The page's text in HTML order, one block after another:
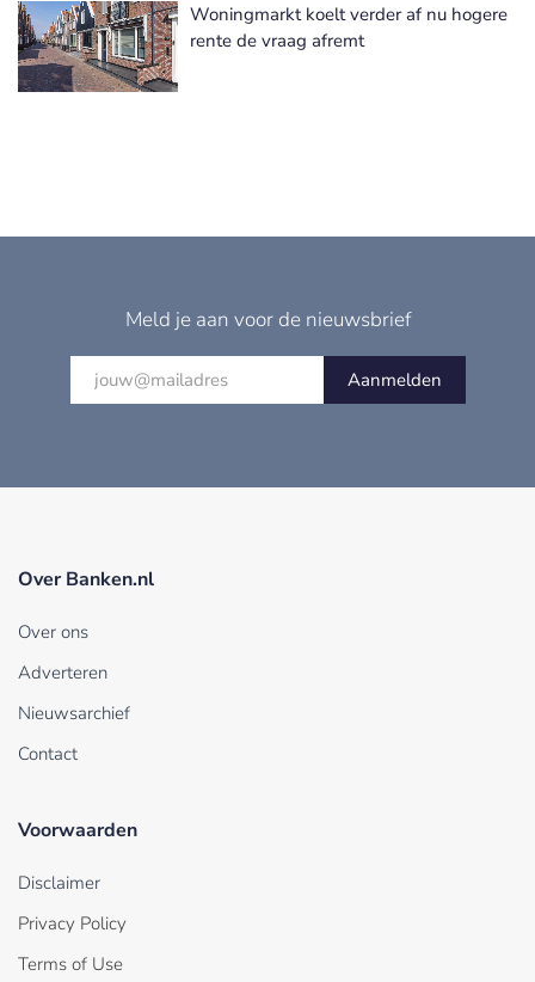
Woningmarkt koelt verder af nu hogere
rente de vraag afremt
Meld je aan voor de nieuwsbrief
Aanmelden
Over Banken.nl
Over ons
Adverteren
Nieuwsarchief
Contact
Voorwaarden
Disclaimer
Privacy Policy
Terms of Use